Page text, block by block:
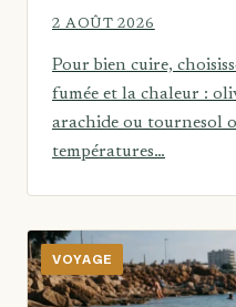
2 AOÛT 2026
Pour bien cuire,
fumée et la chaleur :
arachide ou tournesol
températures…
VOYAGE